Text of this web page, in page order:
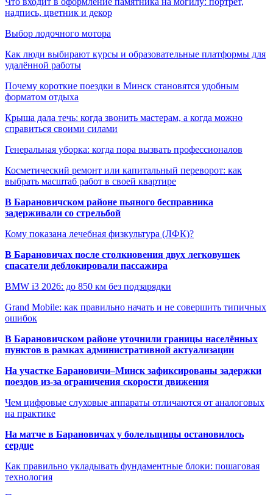
надпись, цветник и декор
Выбор лодочного мотора
Как люди выбирают курсы и образовательные платформы для
удалённой работы
Почему короткие поездки в Минск становятся удобным
форматом отдыха
Крыша дала течь: когда звонить мастерам, а когда можно
справиться своими силами
Генеральная уборка: когда пора вызвать профессионалов
Косметический ремонт или капитальный переворот: как
выбрать масштаб работ в своей квартире
В Барановичском районе пьяного бесправника
задерживали со стрельбой
Кому показана лечебная физкультура (ЛФК)?
В Барановичах после столкновения двух легковушек
спасатели деблокировали пассажира
BMW i3 2026: до 850 км без подзарядки
Grand Mobile: как правильно начать и не совершить типичных
ошибок
В Барановичском районе уточнили границы населённых
пунктов в рамках административной актуализации
На участке Барановичи–Минск зафиксированы задержки
поездов из-за ограничения скорости движения
Чем цифровые слуховые аппараты отличаются от аналоговых
на практике
На матче в Барановичах у болельщицы остановилось
сердце
Как правильно укладывать фундаментные блоки: пошаговая
технология